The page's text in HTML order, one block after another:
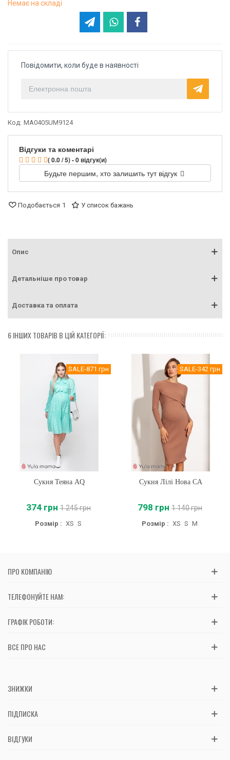
Немає на складі
Повідомити, коли буде в наявності
Код: MA0405UM9124
Відгуки та коментарі
( 0.0 / 5) - 0 відгук(и)
Будьте першим, хто залишить тут відгук
Подобається 1 У список бажань
Опис
Детальніше про товар
Доставка та оплата
6 ІНШИХ ТОВАРІВ В ЦІЙ КАТЕГОРІЇ:
SALE-871 грн
Сукня Теяна AQ
374 грн 1 245 грн
Розмір : XS S
SALE-342 грн
Сукня Лілі Нова CA
798 грн 1 140 грн
Розмір : XS S M
ПРО КОМПАНІЮ
ТЕЛЕФОНУЙТЕ НАМ:
ГРАФІК РОБОТИ:
ВСЕ ПРО НАС
ЗНИЖКИ
ПІДПИСКА
ВІДГУКИ